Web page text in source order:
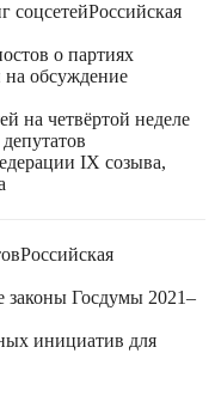
соцсетейРоссийская
о партиях
на обсуждение
на четвёртой неделе
IX созыва,
Российская
законы Госдумы 2021–
инициатив для